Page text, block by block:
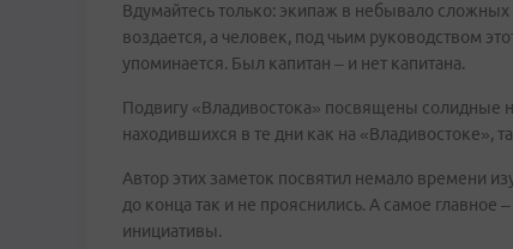
Вдумайтесь только: экипаж в небывало
воздается, а человек, под чьим руководством
упоминается. Был капитан – и нет капитана.
Подвигу «Владивостока» посвящены солидные
находившихся в те дни как на «Владивостоке»,
Автор этих заметок посвятил немало времени
до конца так и не прояснились. А самое главное
инициативы.